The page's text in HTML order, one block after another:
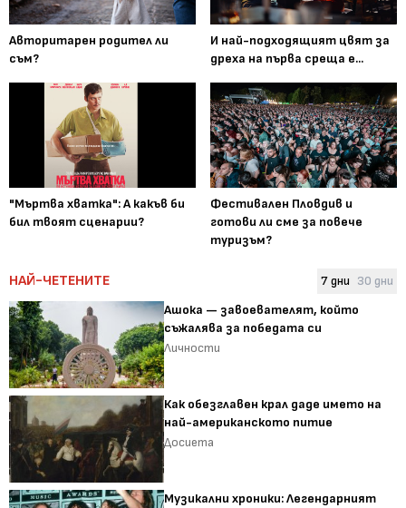
Авторитарен родител ли
съм?
И най-подходящият цвят за
дреха на първа среща е...
"Мъртва хватка": А какъв би
бил твоят сценарии?
Фестивален Пловдив и
готови ли сме за повече
туризъм?
НАЙ-ЧЕТЕНИТЕ 7 дни 30 дни
Ашока — завоевателят, който
съжалява за победата си
Личности
Как обезглавен крал даде името на
най-американското питие
Досиета
Музикални хроники: Легендарният